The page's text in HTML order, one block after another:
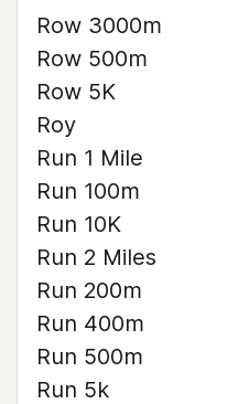
Row 3000m
Row 500m
Row 5K
Roy
Run 1 Mile
Run 100m
Run 10K
Run 2 Miles
Run 200m
Run 400m
Run 500m
Run 5k